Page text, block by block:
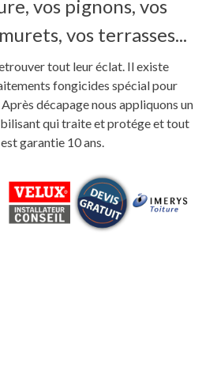
vos pignons, vos
vos terrasses...
tout leur éclat. Il existe
fongicides spécial pour
décapage nous appliquons un
qui traite et protége et tout
garantie 10 ans.